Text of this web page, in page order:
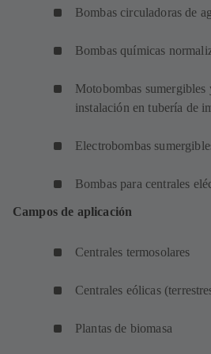
Bombas circuladoras de
Bombas químicas
Motobombas sumergibles
instalación en tubería de
Electrobombas
Bombas para centrales
Campos de aplicación
Centrales termosolares
Centrales eólicas
Plantas de biomasa